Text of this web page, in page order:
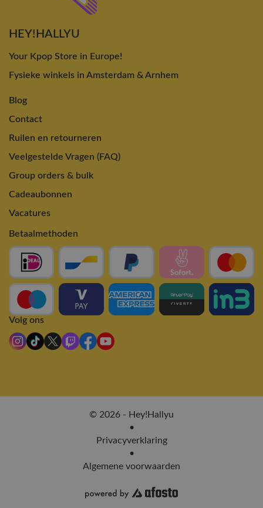
HEY!HALLYU
Your Kpop Store in Europe!
Fysieke winkels in Amsterdam & Arnhem
Blog
Contact
Ruilen en retourneren
Veelgestelde Vragen (FAQ)
Group orders & bulk
Cadeaubonnen
Vacatures
Betaalmethoden
Volg ons
© 2026 - Hey!Hallyu
•
Privacyverklaring
•
Algemene voorwaarden